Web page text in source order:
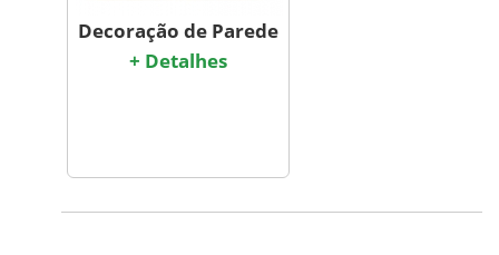
Decoração de Parede
+ Detalhes